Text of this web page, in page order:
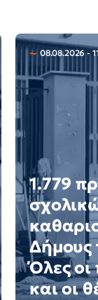
08.08.2026 -
1.779
Δήμους
Όλες οι
και οι